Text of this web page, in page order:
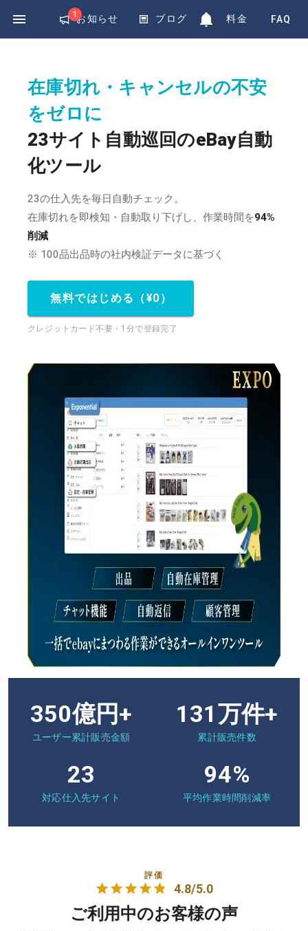
Exponential
1お知らせ ブログ 料金 FAQ
在庫切れ・キャンセルの不安
をゼロに
23サイト自動巡回のeBay自動
化ツール
23の仕入先を毎日自動チェック。
在庫切れを即検知・自動取り下げし、作業時間を94%
削減
※ 100品出品時の社内検証データに基づく
無料ではじめる（¥0）
クレジットカード不要・1分で登録完了
350億円+
ユーザー累計販売金額
131万件+
累計販売件数
23
対応仕入先サイト
94%
平均作業時間削減率
評価
4.8/5.0
ご利用中のお客様の声